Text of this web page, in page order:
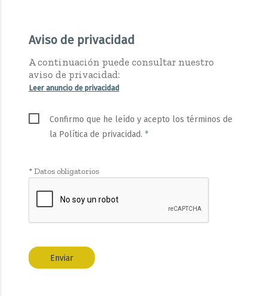
Aviso de privacidad
A continuación puede consultar nuestro
aviso de privacidad:
Leer anuncio de privacidad
Confirmo que he leído y acepto los términos de
la Política de privacidad. *
* Datos obligatorios
Enviar